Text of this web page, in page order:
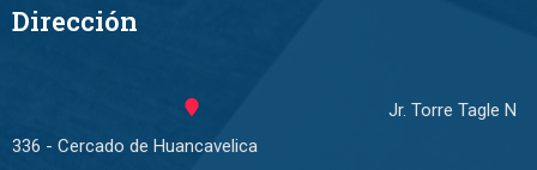
Dirección
Jr. Torre Tagle N
336 - Cercado de Huancavelica